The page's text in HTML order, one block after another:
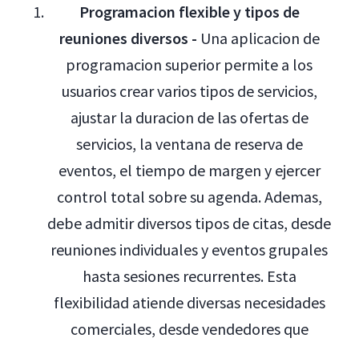
Programacion flexible y tipos de
reuniones diversos - Una aplicacion de
programacion superior permite a los
usuarios crear varios tipos de servicios,
ajustar la duracion de las ofertas de
servicios, la ventana de reserva de
eventos, el tiempo de margen y ejercer
control total sobre su agenda. Ademas,
debe admitir diversos tipos de citas, desde
reuniones individuales y eventos grupales
hasta sesiones recurrentes. Esta
flexibilidad atiende diversas necesidades
comerciales, desde vendedores que